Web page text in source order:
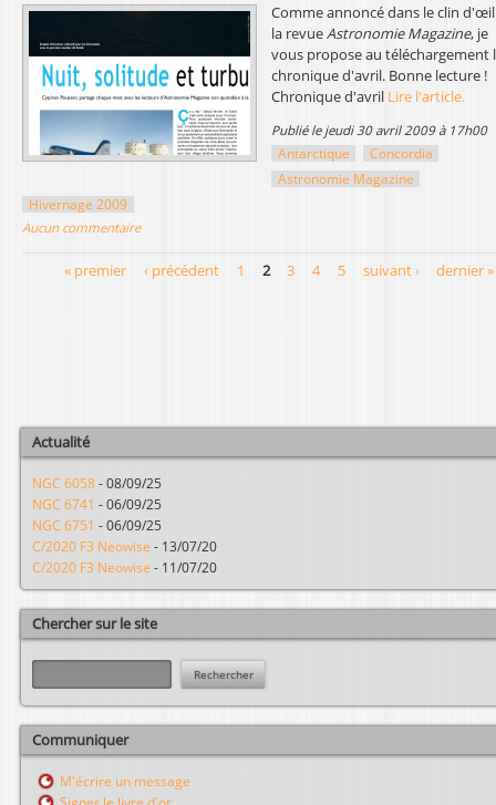
Comme annoncé dans le clin
la revueAstronomie Magazine, je
vous propose au téléchargement
chronique d'avril. Bonne lecture !
Chronique d'avril Lire l'article.
publié le jeudi 30 avril 2009 à 17h00
Antarctique
Concordia
Astronomie Magazine
Hivernage 2009
Aucun commentaire
s
« premier ‹ précédent 1 2 3 4 5 suivant › dernier »
Actualité
NGC 6058 - 08/09/25
NGC 6741 - 06/09/25
NGC 6751 - 06/09/25
C/2020 F3 Neowise - 13/07/20
C/2020 F3 Neowise - 11/07/20
Chercher sur le site
R
e
c
h
e
Communiquer
M'écrire un message